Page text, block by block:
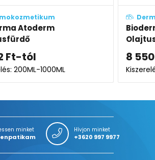
Atoderm
RPET Öko-
Ft
1000ML
krém
5
minket Hívjon minket
+3620 997 9977